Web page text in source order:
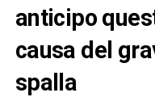
anticipo
causa del
spalla